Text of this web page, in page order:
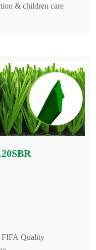
& children care
Quality